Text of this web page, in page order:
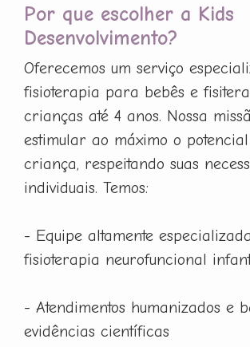
Por que escolher a Kids
Desenvolvimento?
Oferecemos um serviço
fisioterapia para bebês e
crianças até 4 anos. Nossa
estimular ao máximo o
criança, respeitando suas
individuais. Temos:
- Equipe altamente
fisioterapia neurofuncional
- Atendimentos humanizados e
evidências científicas